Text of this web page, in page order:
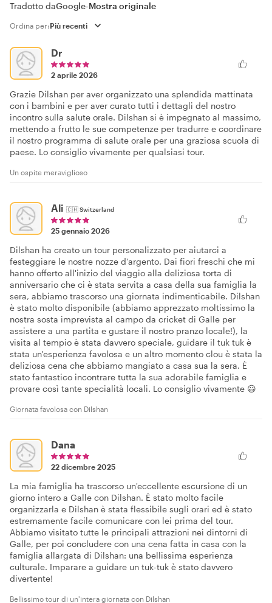
Tradotto daGoogle-Mostra originale
Ordina per:
Dr
2 aprile 2026
Grazie Dilshan per aver organizzato una splendida mattinata
con i bambini e per aver curato tutti i dettagli del nostro
incontro sulla salute orale. Dilshan si è impegnato al massimo,
mettendo a frutto le sue competenze per tradurre e coordinare
il nostro programma di salute orale per una graziosa scuola di
paese. Lo consiglio vivamente per qualsiasi tour.
Un ospite meraviglioso
Ali 🇨🇭Switzerland
25 gennaio 2026
Dilshan ha creato un tour personalizzato per aiutarci a
festeggiare le nostre nozze d'argento. Dai fiori freschi che mi
hanno offerto all'inizio del viaggio alla deliziosa torta di
anniversario che ci è stata servita a casa della sua famiglia la
sera, abbiamo trascorso una giornata indimenticabile. Dilshan
è stato molto disponibile (abbiamo apprezzato moltissimo la
nostra sosta imprevista al campo da cricket di Galle per
assistere a una partita e gustare il nostro pranzo locale!), la
visita al tempio è stata davvero speciale, guidare il tuk tuk è
stata un'esperienza favolosa e un altro momento clou è stata la
deliziosa cena che abbiamo mangiato a casa sua la sera. È
stato fantastico incontrare tutta la sua adorabile famiglia e
provare così tante specialità locali. Lo consiglio vivamente 😃
Giornata favolosa con Dilshan
Dana
22 dicembre 2025
La mia famiglia ha trascorso un'eccellente escursione di un
giorno intero a Galle con Dilshan. È stato molto facile
organizzarla e Dilshan è stata flessibile sugli orari ed è stato
estremamente facile comunicare con lei prima del tour.
Abbiamo visitato tutte le principali attrazioni nei dintorni di
Galle, per poi concludere con una cena fatta in casa con la
famiglia allargata di Dilshan: una bellissima esperienza
culturale. Imparare a guidare un tuk-tuk è stato davvero
divertente!
Bellissimo tour di un'intera giornata con Dilshan